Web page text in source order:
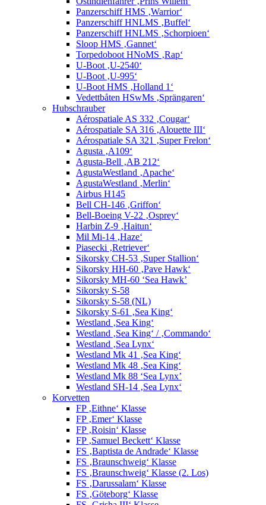
Panzerschiff HMS ‚Warrior‘
Panzerschiff HNLMS ‚Buffel‘
Panzerschiff HNLMS ‚Schorpioen‘
Sloop HMS ‚Gannet‘
Torpedoboot HNoMS ‚Rap‘
U-Boot ‚U-2540‘
U-Boot ‚U-995‘
U-Boot HMS ‚Holland 1‘
Vedettbåten HSwMs ‚Sprängaren‘
Hubschrauber
Aérospatiale AS 332 ‚Cougar‘
Aérospatiale SA 316 ‚Alouette III‘
Aérospatiale SA 321 ‚Super Frelon‘
Agusta ‚A109‘
Agusta-Bell ‚AB 212‘
AgustaWestland ‚Apache‘
AgustaWestland ‚Merlin‘
Airbus H145
Bell CH-146 ‚Griffon‘
Bell-Boeing V-22 ‚Osprey‘
Harbin Z-9 ‚Haitun‘
Mil Mi-14 ‚Haze‘
Piasecki ‚Retriever‘
Sikorsky CH-53 ‚Super Stallion‘
Sikorsky HH-60 ‚Pave Hawk‘
Sikorsky MH-60 ‘Sea Hawk’
Sikorsky S-58
Sikorsky S-58 (NL)
Sikorsky S-61 ‚Sea King‘
Westland ‚Sea King‘
Westland ‚Sea King‘ / ‚Commando‘
Westland ‚Sea Lynx‘
Westland Mk 41 ‚Sea King‘
Westland Mk 48 ‚Sea King‘
Westland Mk 88 ‘Sea Lynx’
Westland SH-14 ‚Sea Lynx‘
Korvetten
FP ‚Eithne‘ Klasse
FP ‚Emer‘ Klasse
FP ‚Roisin‘ Klasse
FP ‚Samuel Beckett‘ Klasse
FS ‚Baptista de Andrade‘ Klasse
FS ‚Braunschweig‘ Klasse
FS ‚Braunschweig‘ Klasse (2. Los)
FS ‚Darussalam‘ Klasse
FS ‚Göteborg‘ Klasse